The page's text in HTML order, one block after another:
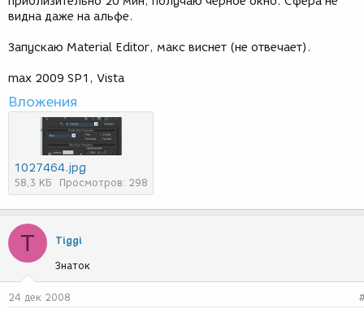
видна даже на альфе.
Запускаю Material Editor, макс виснет (не отвечает).
max 2009 SP1, Vista
Вложения
1027464.jpg
58,3 КБ Просмотров: 298
T Tiggi
Знаток
24 дек 2008